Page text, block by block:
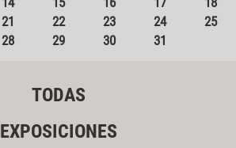
21 22 23 24
25
28 29 30 31
TODAS
EXPOSICIONES